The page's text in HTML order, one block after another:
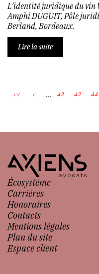
L’identité juridique du vin
Amphi DUGUIT, Pôle
Berland, Bordeaux.
Lire la suite
<< < ... 42 43 44
Écosystème
Carrières
Honoraires
Contacts
Mentions légales
Plan du site
Espace client